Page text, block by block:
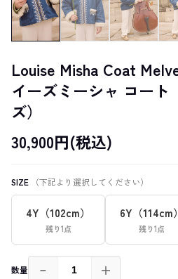
Louise Misha Coat
イーズミーシャ コート
ズ）
30,900円(税込)
SIZE （下記より選択してください）
4Y（102cm）
残り1点
6Y（114cm）
残り1点
数量 － ＋